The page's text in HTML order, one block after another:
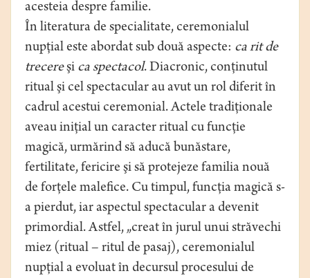
acesteia despre familie.
În literatura de specialitate, ceremonialul
nupţial este abordat sub două aspecte: ca rit de
trecereşi ca spectacol. Diacronic, conţinutul
ritual şi cel spectacular au avut un rol diferit în
cadrul acestui ceremonial. Actele tradiţionale
aveau iniţial un caracter ritual cu funcţie
magică, urmărind să aducă bunăstare,
fertilitate, fericire şi să protejeze familia nouă
de forţele malefice. Cu timpul, funcţia magică s-
a pierdut, iar aspectul spectacular a devenit
primordial. Astfel, „creat în jurul unui străvechi
miez (ritual – ritul de pasaj), ceremonialul
nupţial a evoluat în decursul procesului de